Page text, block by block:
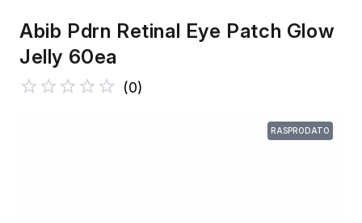
Abib Pdrn Retinal Eye Patch Glow
Jelly 60ea
(0)
RASPRODATO